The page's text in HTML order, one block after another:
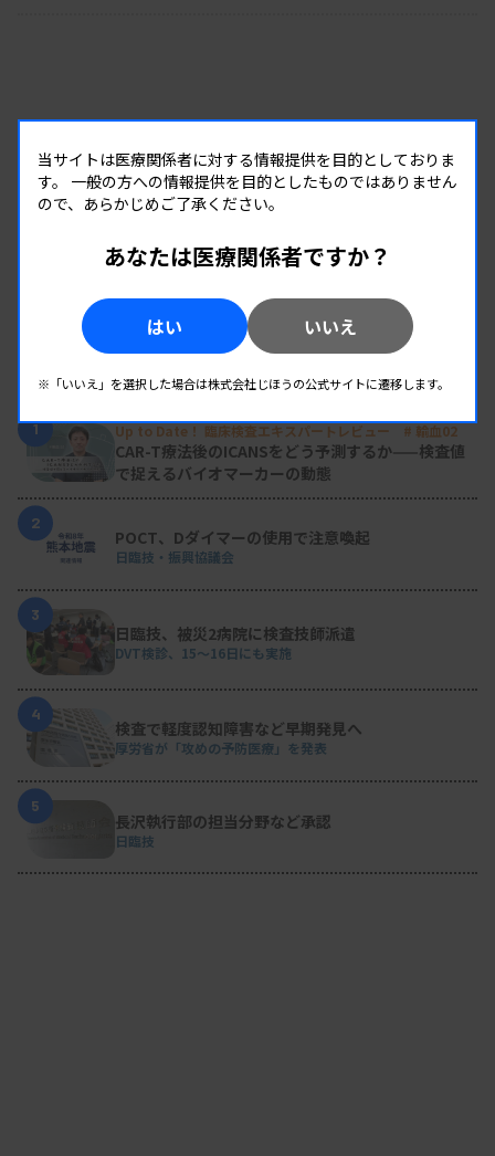
RANKING
人気の記事
1
Up to Date！ 臨床検査エキスパートレビュー # 輸血02
CAR-T療法後のICANSをどう予測するか——検査値
で捉えるバイオマーカーの動態
2
POCT、Dダイマーの使用で注意喚起
日臨技・振興協議会
3
日臨技、被災2病院に検査技師派遣
DVT検診、15～16日にも実施
4
検査で軽度認知障害など早期発見へ
厚労省が「攻めの予防医療」を発表
5
長沢執行部の担当分野など承認
日臨技
当サイトは医療関係者に対する情報提供を目的としておりま
す。 一般の方への情報提供を目的としたものではありません
ので、あらかじめご了承ください。
あなたは医療関係者ですか？
はい いいえ
※「いいえ」を選択した場合は株式会社じほうの公式サイトに遷移します。